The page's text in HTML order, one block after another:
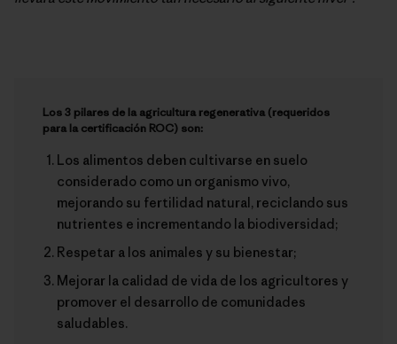
Los 3 pilares de la agricultura regenerativa (requeridos
para la certificación ROC) son:
Los alimentos deben cultivarse en suelo
considerado como un organismo vivo,
mejorando su fertilidad natural, reciclando sus
nutrientes e incrementando la biodiversidad;
Respetar a los animales y su bienestar;
Mejorar la calidad de vida de los agricultores y
promover el desarrollo de comunidades
saludables.